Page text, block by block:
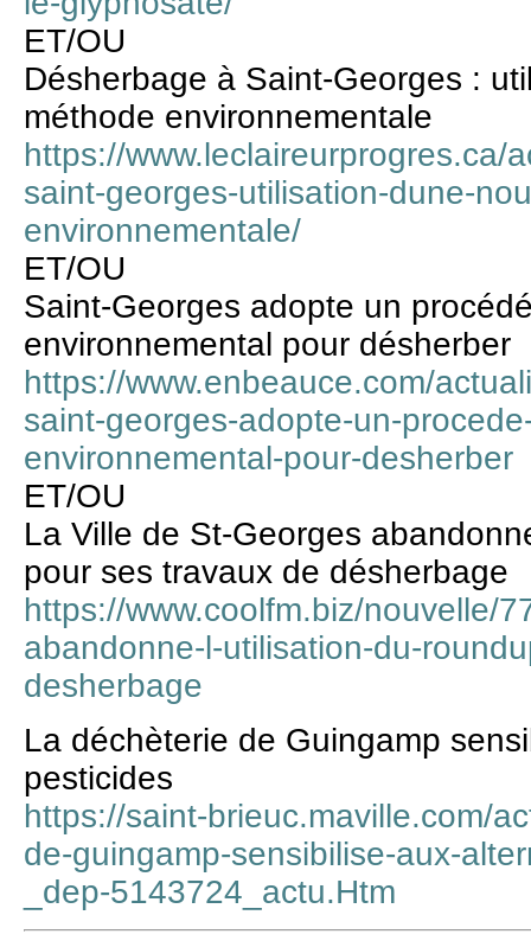
ET/OU
Désherbage à Saint-Georges :
méthode environnementale
https://www.leclaireurprogres.ca/
saint-georges-utilisation-dune-
environnementale/
ET/OU
Saint-Georges adopte un
environnemental pour désherber
https://www.enbeauce.com/
saint-georges-adopte-un-
environnemental-pour-desherber
ET/OU
La Ville de St-Georges
pour ses travaux de désherbage
https://www.coolfm.biz/nouvelle/
abandonne-l-utilisation-du-
desherbage
La déchèterie de Guingamp
pesticides
https://saint-brieuc.maville.com/
de-guingamp-sensibilise-aux-
_dep-5143724_actu.Htm